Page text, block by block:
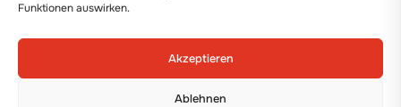
Funktionen auswirken.
Akzeptieren
Ablehnen
MASCHINEN
Pflanzmaschinen